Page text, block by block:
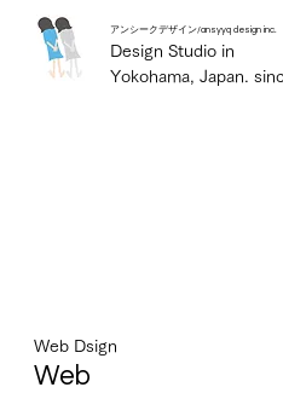
アンシークデザイン/ansyyq design inc.
Design Studio in
Yokohama, Japan.
Web
Web Dsign